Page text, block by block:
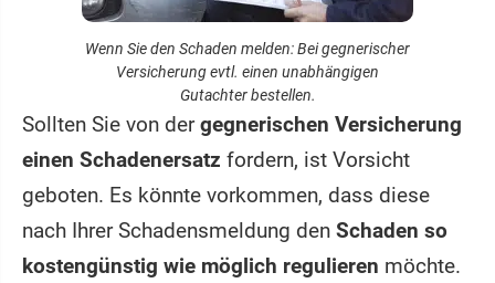
Wenn Sie den Schaden melden: Bei gegnerischer
Versicherung evtl. einen unabhängigen
Gutachter bestellen.
Sollten Sie von dergegnerischen Versicherung
einen Schadenersatz fordern, ist Vorsicht
geboten. Es könnte vorkommen, dass diese
nach Ihrer Schadensmeldung den Schaden so
kostengünstig wie möglich regulieren möchte.